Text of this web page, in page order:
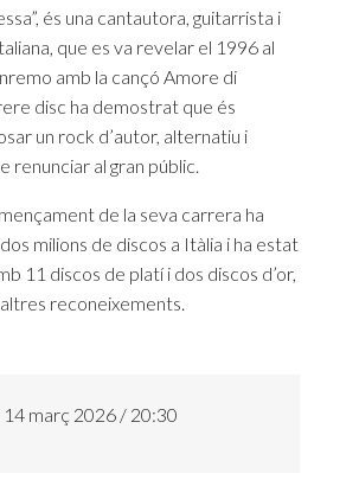
és una cantautora, guitarrista i
que es va revelar el 1996 al
amb la cançó Amore di
disc ha demostrat que és
un rock d’autor, alternatiu i
renunciar al gran públic.
de la seva carrera ha
milions de discos a Itàlia i ha estat
11 discos de platí i dos discos d’or,
reconeixements.
març 2026 / 20:30